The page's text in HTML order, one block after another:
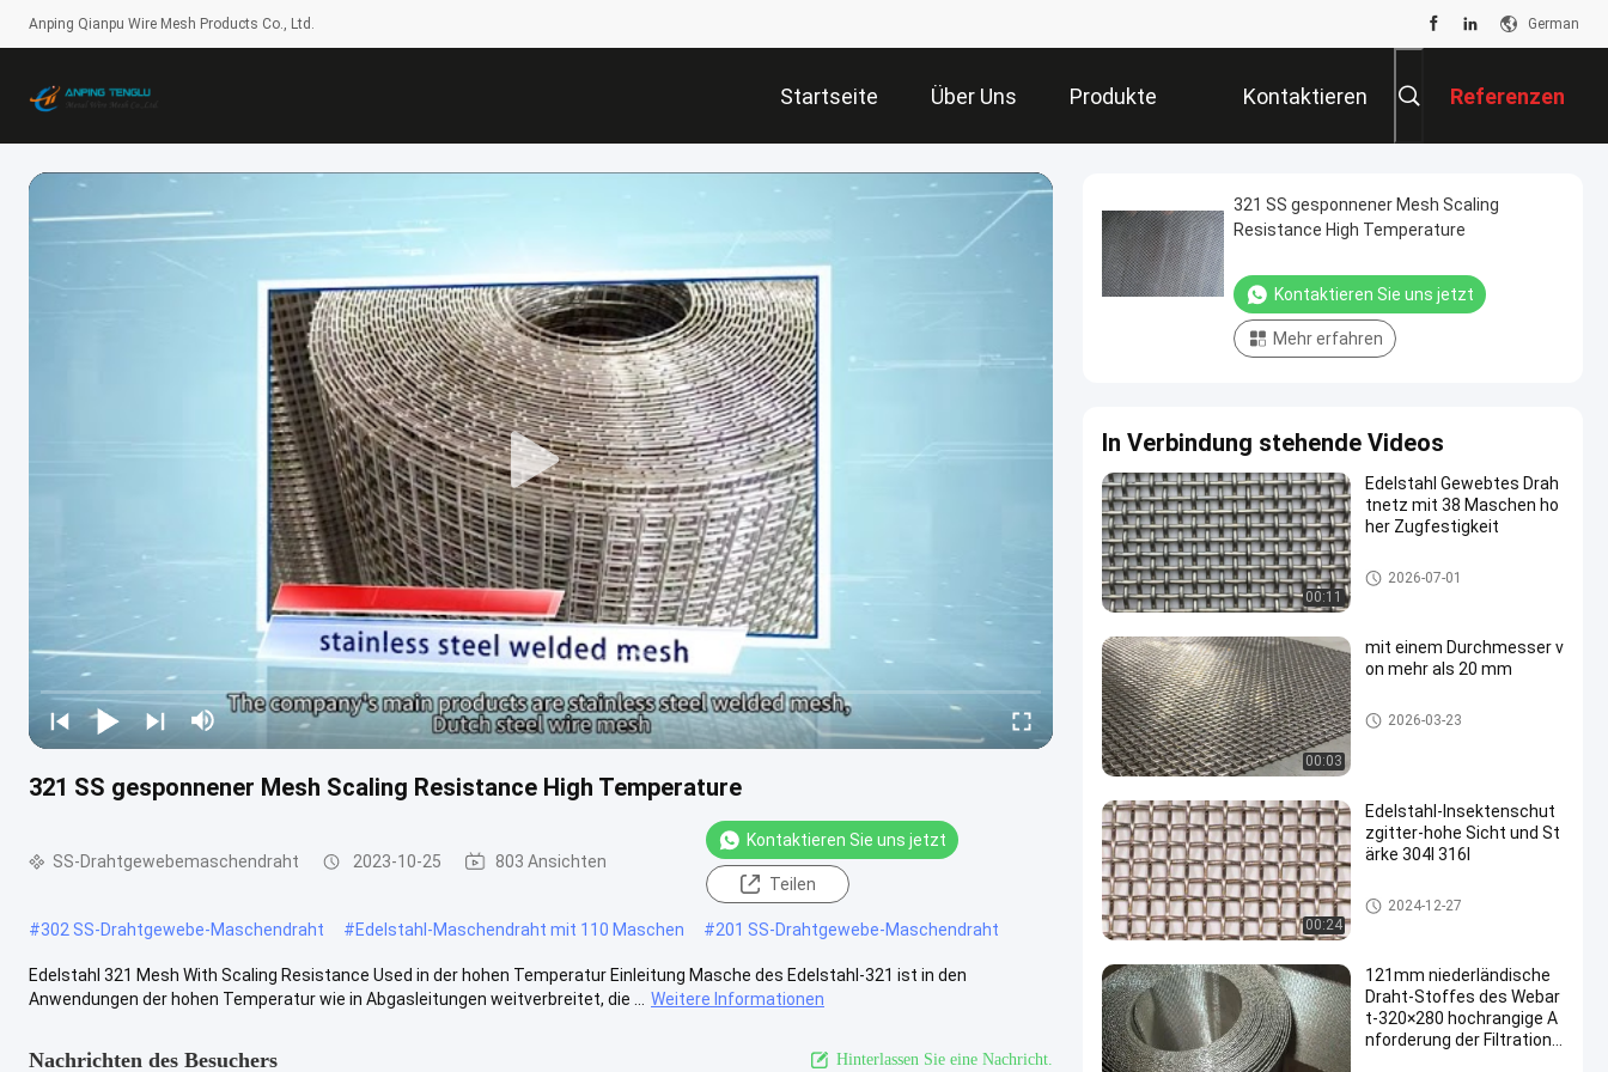
Anping Qianpu Wire Mesh Products Co., Ltd. German
Startseite Über Uns Produkte Kontaktieren Referenzen
321 SS gesponnener Mesh Scaling Resistance High Temperature
SS-Drahtgewebemaschendraht 2023-10-25 803 Ansichten
Kontaktieren Sie uns jetzt
Teilen
#302 SS-Drahtgewebe-Maschendraht #Edelstahl-Maschendraht mit 110 Maschen #201 SS-Drahtgewebe-Maschendraht
Edelstahl 321 Mesh With Scaling Resistance Used in der hohen Temperatur Einleitung Masche des Edelstahl-321 ist in den
Anwendungen der hohen Temperatur wie in Abgasleitungen weitverbreitet, die ...
Weitere Informationen
Nachrichten des Besuchers Hinterlassen Sie eine Nachricht.
321 SS gesponnener Mesh Scaling
Resistance High Temperature
Kontaktieren Sie uns jetzt
Mehr erfahren
In Verbindung stehende Videos
00:11
Edelstahl Gewebtes Drah
tnetz mit 38 Maschen ho
her Zugfestigkeit
SS-Drahtgewebemaschendrah
t
2026-07-01
00:03
mit einem Durchmesser v
on mehr als 20 mm
SS-Drahtgewebemaschendrah
t
2026-03-23
00:24
Edelstahl-Insektenschut
zgitter-hohe Sicht und St
ärke 304l 316l
SS-Drahtgewebemaschendrah
t
2024-12-27
121mm niederländische
Draht-Stoffes des Webar
t-320×280 hochrangige A
nforderung der Filtration i